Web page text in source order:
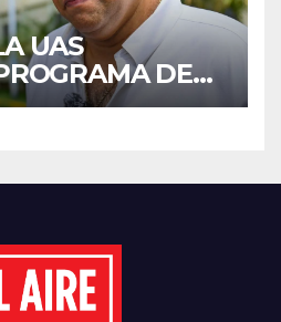
UAS
DE
Y
2026-